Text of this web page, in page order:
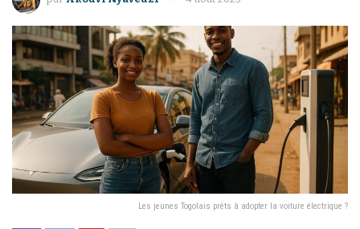
Les jeunes Togolais prêts à adopter la voiture électrique ?